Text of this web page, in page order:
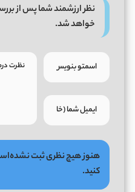
نظر ارزشمند شما پس از
خواهد شد.
هنوز هیچ نظری ثبت
کنید.